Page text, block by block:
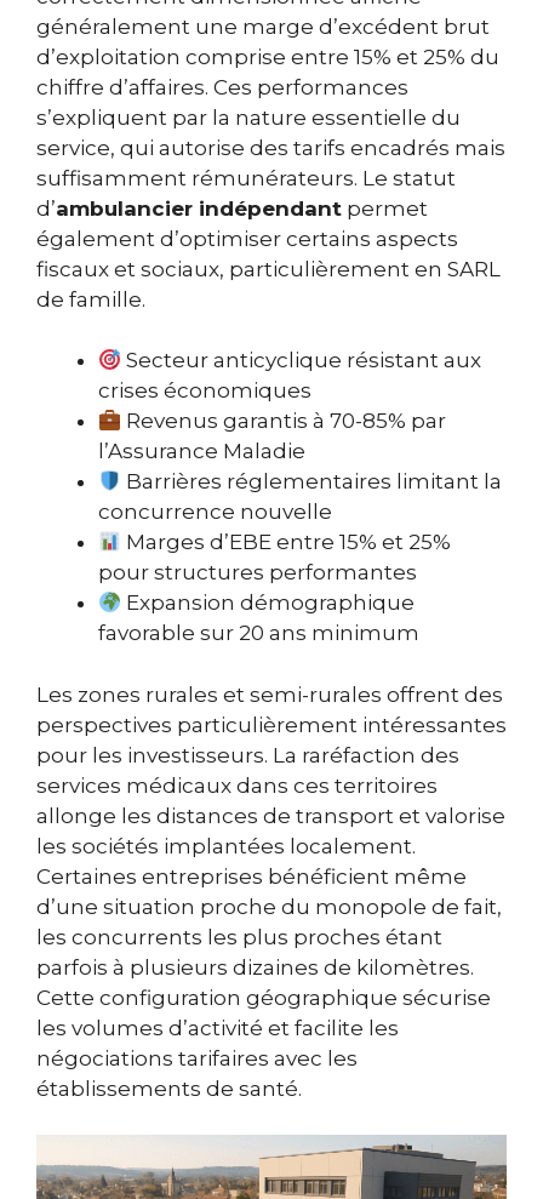
généralement une marge d’excédent brut
d’exploitation comprise entre 15% et 25% du
chiffre d’affaires. Ces performances
s’expliquent par la nature essentielle du
service, qui autorise des tarifs encadrés mais
suffisamment rémunérateurs. Le statut
d’ambulancier indépendant permet
également d’optimiser certains aspects
fiscaux et sociaux, particulièrement en SARL
de famille.
Secteur anticyclique résistant aux
crises économiques
Revenus garantis à 70-85% par
l’Assurance Maladie
Barrières réglementaires limitant la
concurrence nouvelle
Marges d’EBE entre 15% et 25%
pour structures performantes
Expansion démographique
favorable sur 20 ans minimum
Les zones rurales et semi-rurales offrent des
perspectives particulièrement intéressantes
pour les investisseurs. La raréfaction des
services médicaux dans ces territoires
allonge les distances de transport et valorise
les sociétés implantées localement.
Certaines entreprises bénéficient même
d’une situation proche du monopole de fait,
les concurrents les plus proches étant
parfois à plusieurs dizaines de kilomètres.
Cette configuration géographique sécurise
les volumes d’activité et facilite les
négociations tarifaires avec les
établissements de santé.